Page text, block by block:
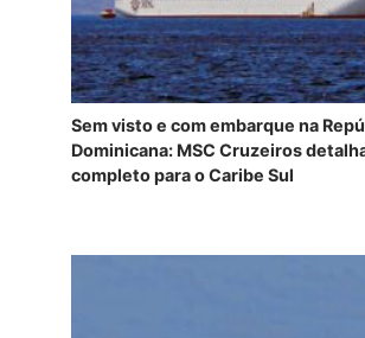
Sem visto e com embarque na
Dominicana: MSC Cruzeiros
completo para o Caribe Sul